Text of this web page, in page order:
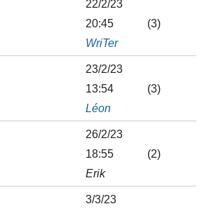
22/2/23
20:45
WriTer
(3)
23/2/23
13:54
Léon
(3)
26/2/23
18:55
Erik
(2)
3/3/23